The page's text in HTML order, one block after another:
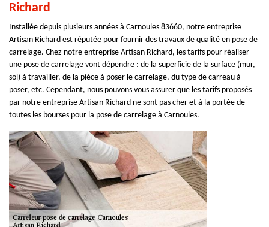
Richard
Installée depuis plusieurs années à Carnoules 83660, notre entreprise
Artisan Richard est réputée pour fournir des travaux de qualité en pose de
carrelage. Chez notre entreprise Artisan Richard, les tarifs pour réaliser
une pose de carrelage vont dépendre : de la superficie de la surface (mur,
sol) à travailler, de la pièce à poser le carrelage, du type de carreau à
poser, etc. Cependant, nous pouvons vous assurer que les tarifs proposés
par notre entreprise Artisan Richard ne sont pas cher et à la portée de
toutes les bourses pour la pose de carrelage à Carnoules.